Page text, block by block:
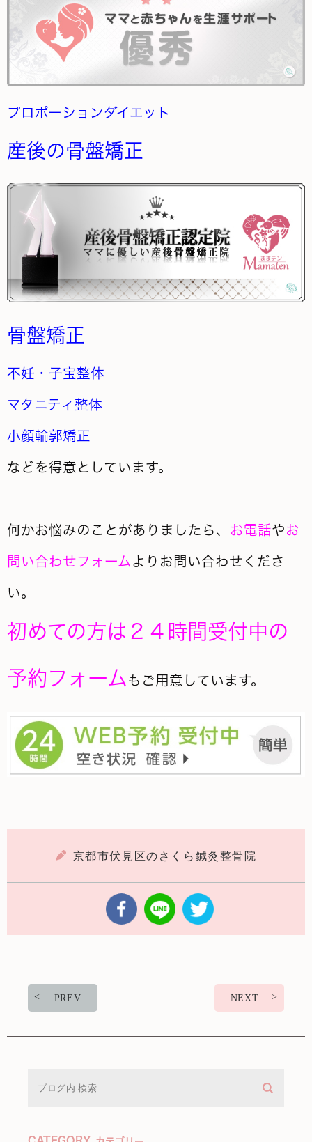
プロポーションダイエット
産後の骨盤矯正
骨盤矯正
不妊・子宝整体
マタニティ整体
小顔輪郭矯正
などを得意としています。
何かお悩みのことがありましたら、 お電話や お
問い合わせフォーム よりお問い合わせくださ
い。
初めての方は２４時間受付中の
予約フォーム もご用意しています。
京都市伏見区のさくら鍼灸整骨院
PREV NEXT